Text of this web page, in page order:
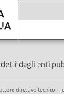
dagli enti
– cat. d – a tempo parziale